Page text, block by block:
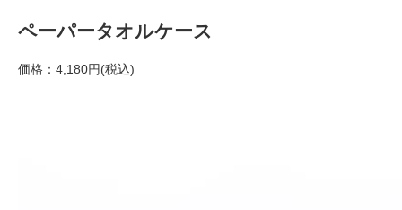
ペーパータオルケース
価格： 4,180円(税込)